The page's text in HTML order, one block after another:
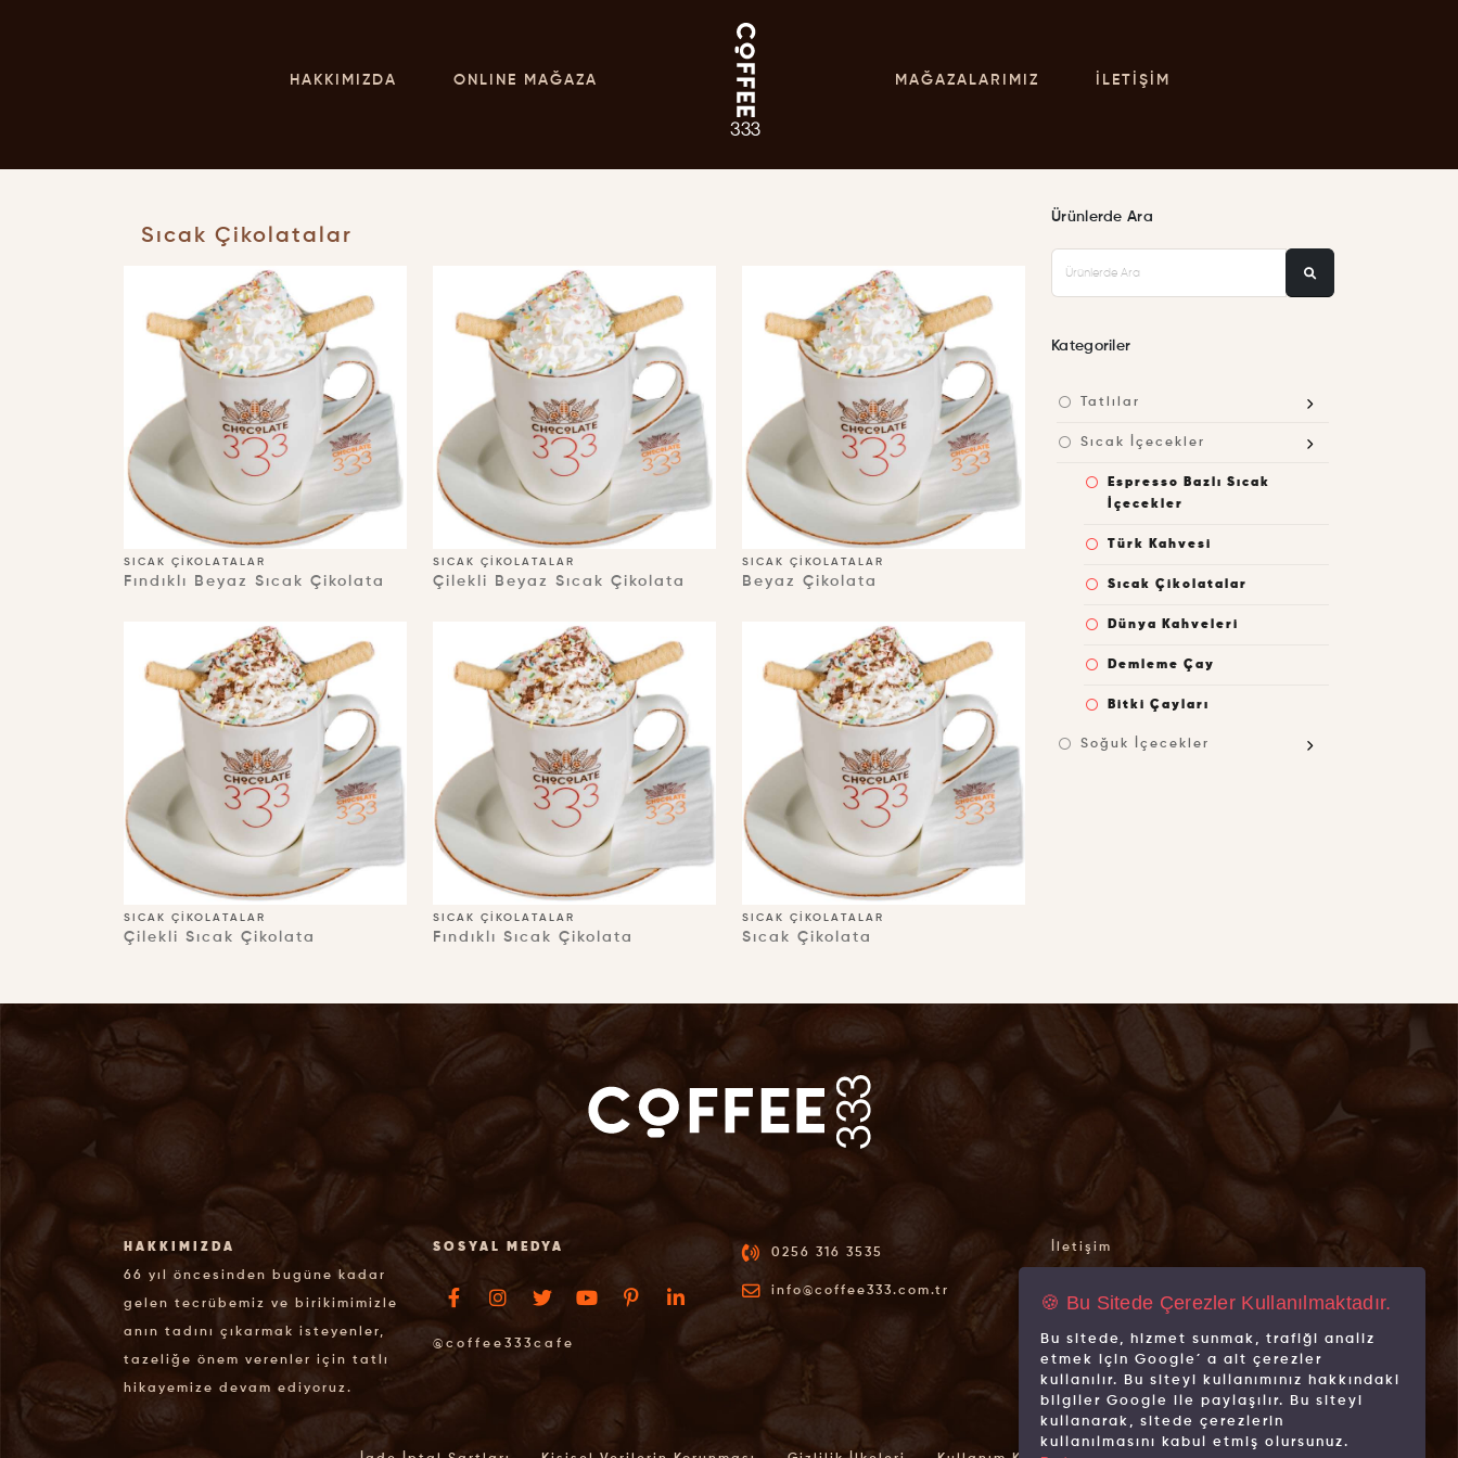
HAKKIMIZDA ONLINE MAĞAZA MAĞAZALARIMIZ İLETIŞIM
Sıcak Çikolatalar
SICAK ÇIKOLATALAR
Fındıklı Beyaz Sıcak Çikolata
SICAK ÇIKOLATALAR
Çilekli Beyaz Sıcak Çikolata
SICAK ÇIKOLATALAR
Beyaz Çikolata
SICAK ÇIKOLATALAR
Çilekli Sıcak Çikolata
SICAK ÇIKOLATALAR
Fındıklı Sıcak Çikolata
SICAK ÇIKOLATALAR
Sıcak Çikolata
Ürünlerde Ara
Kategoriler
Tatlılar
Sıcak İçecekler
Espresso Bazlı Sıcak
İçecekler
Türk Kahvesi
Sıcak Çikolatalar
Dünya Kahveleri
Demleme Çay
Bitki Çayları
Soğuk İçecekler
HAKKIMIZDA
66 yıl öncesinden bugüne kadar
gelen tecrübemiz ve birikimimizle
anın tadını çıkarmak isteyenler,
tazeliğe önem verenler için tatlı
hikayemize devam ediyoruz.
SOSYAL MEDYA
@coffee333cafe
0256 316 3535
info@coffee333.com.tr
İletişim
Mağazalarımız
Markalarımız
🍪 Bu Sitede Çerezler Kullanılmaktadır.
Bu sitede, hizmet sunmak, trafiği analiz
etmek için Google´ a ait çerezler
kullanılır. Bu siteyi kullanımınız hakkındaki
bilgiler Google ile paylaşılır. Bu siteyi
kullanarak, sitede çerezlerin
kullanılmasını kabul etmiş olursunuz.